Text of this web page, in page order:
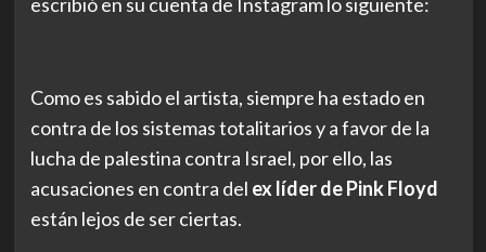
Como es sabido el artista, siempre ha estado en
contra de los sistemas totalitarios y a favor de la
lucha de palestina contra Israel, por ello, las
acusaciones en contra del ex líder de Pink Floyd
están lejos de ser ciertas.